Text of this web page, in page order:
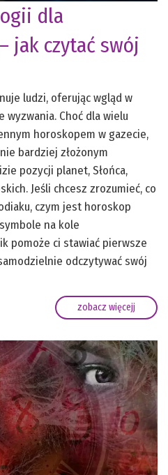
dla
jak czytać swój
ludzi, oferując wgląd w
wyzwania. Choć dla wielu
horoskopem w gazecie,
bardziej złożonym
pozycji planet, Słońca,
Jeśli chcesz zrozumieć, co
czym jest horoskop
na kole
pomoże ci stawiać pierwsze
odczytywać swój
zobacz więcejj